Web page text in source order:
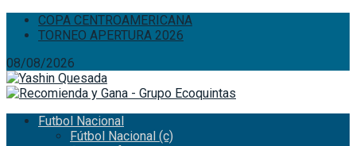
COPA CENTROAMERICANA
TORNEO APERTURA 2026
08/08/2026
Futbol Nacional
Fútbol Nacional (c)